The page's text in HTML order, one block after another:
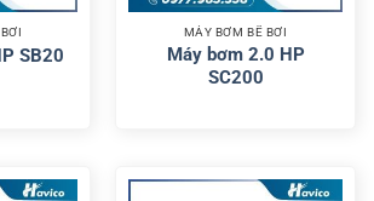
SB20
MÁY BƠM BỂ BƠI
Máy bơm 2.0 HP
SC200